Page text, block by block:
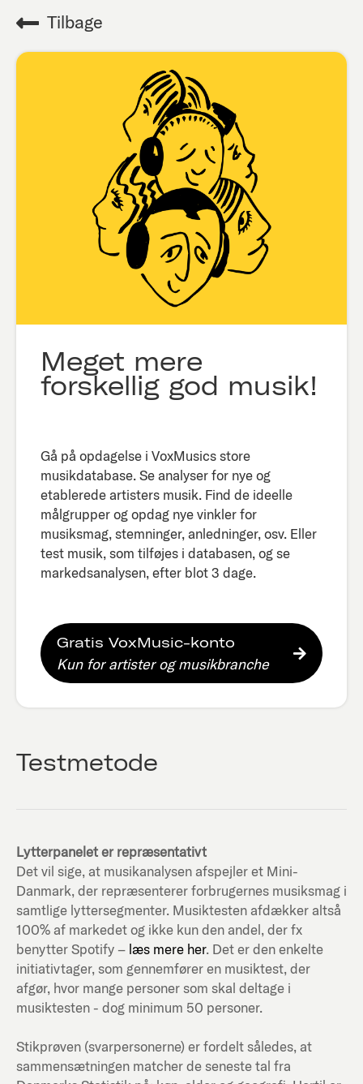
Tilbage
Meget mere
forskellig god musik!
Gå på opdagelse i VoxMusics store
musikdatabase. Se analyser for nye og
etablerede artisters musik. Find de ideelle
målgrupper og opdag nye vinkler for
musiksmag, stemninger, anledninger, osv. Eller
test musik, som tilføjes i databasen, og se
markedsanalysen, efter blot 3 dage.​
Gratis VoxMusic-konto
Kun for artister og musikbranche
Testmetode
Lytterpanelet er repræsentativt
Det vil sige, at musikanalysen afspejler et Mini-
Danmark, der repræsenterer forbrugernes musiksmag i
samtlige lyttersegmenter. Musiktesten afdækker altså
100% af markedet og ikke kun den andel, der fx
benytter Spotify – læs mere her. Det er den enkelte
initiativtager, som gennemfører en musiktest, der
afgør, hvor mange personer som skal deltage i
musiktesten - dog minimum 50 personer.
Stikprøven (svarpersonerne) er fordelt således, at
sammensætningen matcher de seneste tal fra